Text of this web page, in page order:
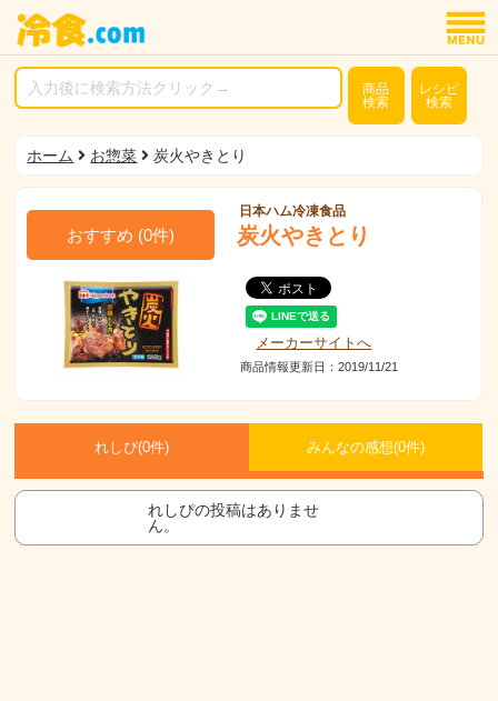
商品
検索
レシピ
検索
ホーム お惣菜 炭火やきとり
おすすめ (0件)
日本ハム冷凍食品
炭火やきとり
メーカーサイトへ
商品情報更新日：2019/11/21
れしぴ(0件) みんなの感想(0件)
れしぴの投稿はありませ
ん。